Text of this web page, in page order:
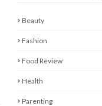
Beauty
Fashion
Food Review
Health
Parenting